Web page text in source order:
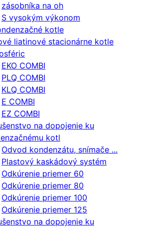
zásobníka na oh
S vysokým výkonom
kotle
liatinové stacionárne kotle
EKO COMBI
PLQ COMBI
KLQ COMBI
E COMBI
EZ COMBI
na dopojenie ku
kotl
Odvod kondenzátu, snímače ...
Plastový kaskádový systém
Odkúrenie priemer 60
Odkúrenie priemer 80
Odkúrenie priemer 100
Odkúrenie priemer 125
na dopojenie ku